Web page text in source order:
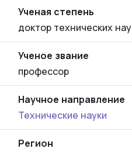
Ученая степень
доктор технических
Ученое звание
профессор
Научное направление
Технические науки
Регион